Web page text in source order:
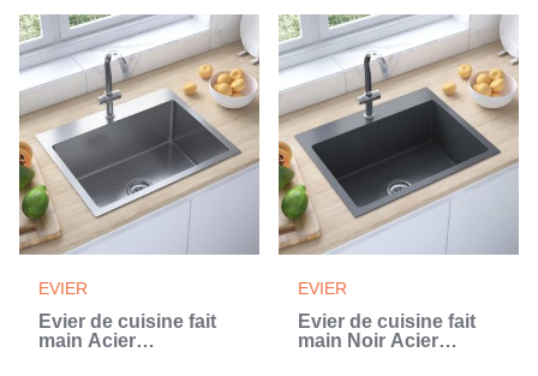
EVIER
Évier de cuisine fait
main Acier
EVIER
Évier de cuisine fait
main Noir Acier